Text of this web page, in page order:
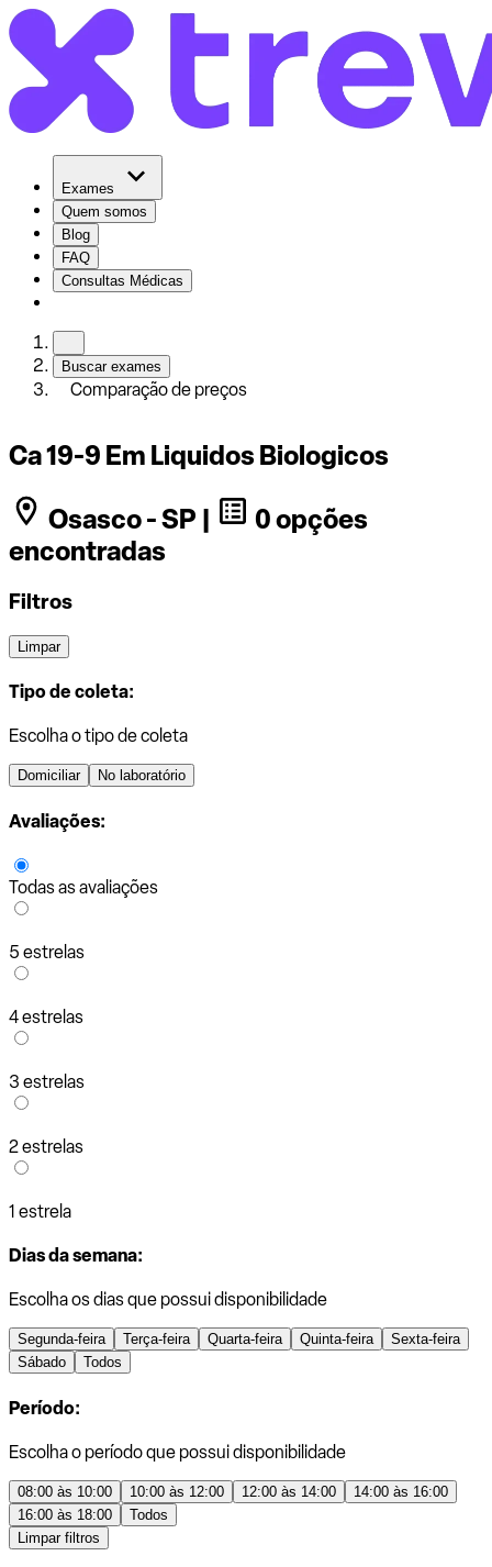
Exames
Quem somos
Blog
FAQ
Consultas Médicas
Buscar exames
Comparação de preços
Ca 19-9 Em Liquidos Biologicos
Osasco - SP |
0 opções
encontradas
Filtros
Limpar
Tipo de coleta:
Escolha o tipo de coleta
Domiciliar No laboratório
Avaliações:
Todas as avaliações
5 estrelas
4 estrelas
3 estrelas
2 estrelas
1 estrela
Dias da semana:
Escolha os dias que possui disponibilidade
Segunda-feira Terça-feira Quarta-feira Quinta-feira
Sexta-feira
Sábado
Todos
Período:
Escolha o período que possui disponibilidade
08:00 às 10:00 10:00 às 12:00 12:00 às 14:00
14:00 às 16:00
16:00 às 18:00
Todos
Limpar filtros